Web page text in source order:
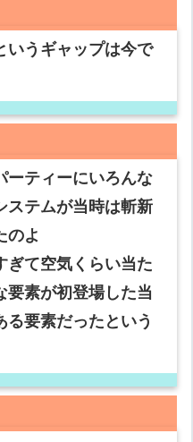
いうギャップは今で
ーティーにいろんな
ステムが当時は斬新
のよ
ぎて空気くらい当た
要素が初登場した当
る要素だったという